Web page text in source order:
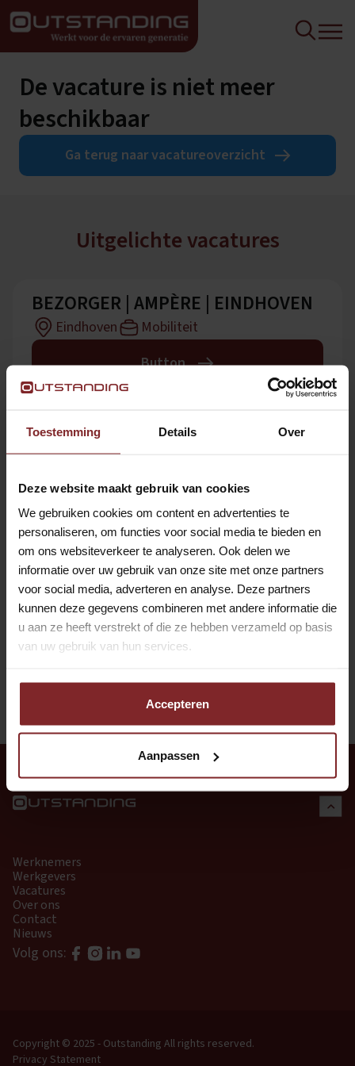
Toestemming Details Over
Deze website maakt gebruik van cookies
We gebruiken cookies om content en advertenties te
personaliseren, om functies voor social media te bieden en
om ons websiteverkeer te analyseren. Ook delen we
informatie over uw gebruik van onze site met onze partners
voor social media, adverteren en analyse. Deze partners
kunnen deze gegevens combineren met andere informatie die
u aan ze heeft verstrekt of die ze hebben verzameld op basis
van uw gebruik van hun services.
Accepteren
Aanpassen
De vacature is niet meer
beschikbaar
Ga terug naar vacatureoverzicht
Uitgelichte vacatures
BEZORGER | AMPÈRE | EINDHOVEN
Eindhoven
Mobiliteit
Button
BODE / FACILITAIR MEDEWERKER |
LELYSTAD | VOOR DE ERVAREN
Lelystad
Hospitality
Button
CATERINGKOERIER LOOF
AMSTERDAM
Weesp
Hospitality
Werknemers
Werkgevers
Vacatures
Over ons
Contact
Nieuws
Volg ons:
Copyright © 2025 - Outstanding All rights reserved.
Privacy Statement